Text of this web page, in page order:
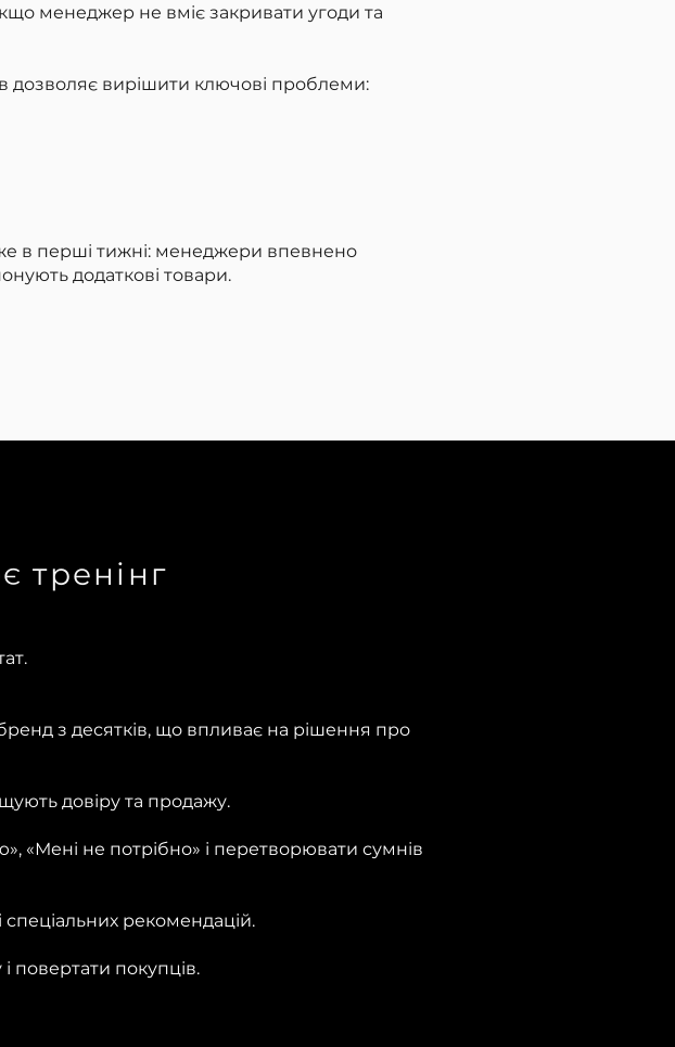
менеджер не вміє закривати угоди та
дозволяє вирішити ключові проблеми:
в перші тижні: менеджери впевнено
додаткові товари.
тренінг
з десятків, що впливає на рішення про
довіру та продажу.
«Мені не потрібно» і перетворювати сумнів
рекомендацій.
повертати покупців.